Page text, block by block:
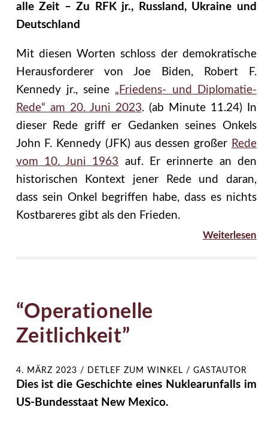
alle Zeit – Zu RFK jr., Russland, Ukraine und
Deutschland
Mit diesen Worten schloss der demokratische
Herausforderer von Joe Biden, Robert F.
Kennedy jr., seine „Friedens- und Diplomatie-
Rede“ am 20. Juni 2023. (ab Minute 11.24) In
dieser Rede griff er Gedanken seines Onkels
John F. Kennedy (JFK) aus dessen großer Rede
vom 10. Juni 1963 auf. Er erinnerte an den
historischen Kontext jener Rede und daran,
dass sein Onkel begriffen habe, dass es nichts
Kostbareres gibt als den Frieden.
Weiterlesen
“Operationelle
Zeitlichkeit”
4. MÄRZ 2023 / DETLEF ZUM WINKEL / GASTAUTOR
Dies ist die Geschichte eines Nuklearunfalls im
US-Bundesstaat New Mexico.